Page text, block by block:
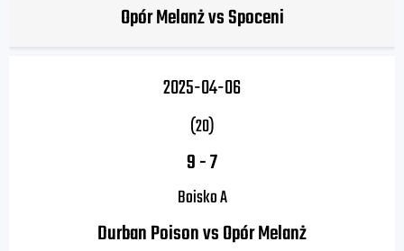
Opór Melanż vs Spoceni
2025-04-06
(20)
9-7
Boisko A
Durban Poison vs Opór Melanż